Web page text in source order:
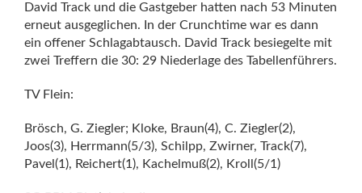
David Track und die Gastgeber hatten nach 53 Minuten
erneut ausgeglichen. In der Crunchtime war es dann
ein offener Schlagabtausch. David Track besiegelte mit
zwei Treffern die 30: 29 Niederlage des Tabellenführers.
TV Flein:
Brösch, G. Ziegler; Kloke, Braun(4), C. Ziegler(2),
Joos(3), Herrmann(5/3), Schilpp, Zwirner, Track(7),
Pavel(1), Reichert(1), Kachelmuß(2), Kroll(5/1)